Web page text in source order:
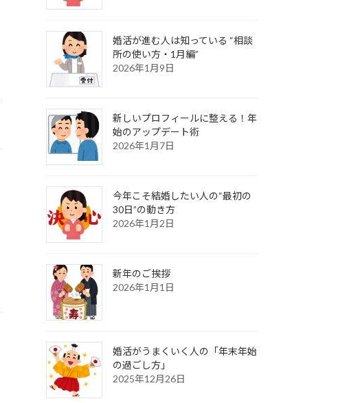
婚活が進む人は知っている “相談
所の使い方・1月編”
2026年1月9日
新しいプロフィールに整える！年
始のアップデート術
2026年1月7日
今年こそ結婚したい人の“最初の
30日”の動き方
2026年1月2日
新年のご挨拶
2026年1月1日
婚活がうまくいく人の「年末年始
の過ごし方」
2025年12月26日